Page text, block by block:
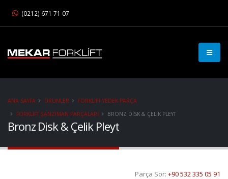
(0212) 671 71 07
Bronz Disk & Çelik Pleyt
ANA SAYFA ÜRÜNLER
FORKLIFT YEDEK PARÇA
FORKLIFT ŞANZIMAN PARÇALARI
BRONZ DISK & ÇELIK PLEYT
Parça Sor: +90 532 335 05 91